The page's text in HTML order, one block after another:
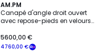
AM.PM
Canapé d'angle droit ouvert
avec repose-pieds en velours
4760,00 €
5600,00 €
8
Couleurs